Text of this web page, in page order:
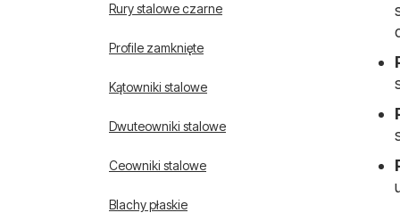
Rury stalowe czarne
Profile zamknięte
Kątowniki stalowe
Dwuteowniki stalowe
Ceowniki stalowe
Blachy płaskie